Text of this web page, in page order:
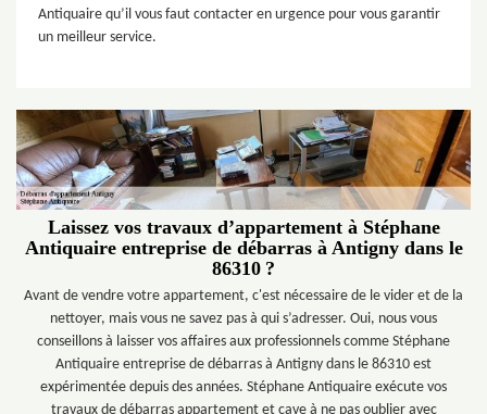
Antiquaire qu’il vous faut contacter en urgence pour vous garantir
un meilleur service.
Laissez vos travaux d’appartement à Stéphane
Antiquaire entreprise de débarras à Antigny dans le
86310 ?
Avant de vendre votre appartement, c'est nécessaire de le vider et de la
nettoyer, mais vous ne savez pas à qui s’adresser. Oui, nous vous
conseillons à laisser vos affaires aux professionnels comme Stéphane
Antiquaire entreprise de débarras à Antigny dans le 86310 est
expérimentée depuis des années. Stéphane Antiquaire exécute vos
travaux de débarras appartement et cave à ne pas oublier avec